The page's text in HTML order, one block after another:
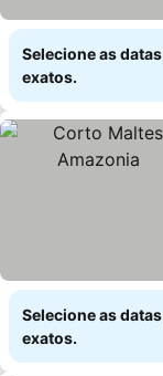
Selecione as
exatos.
Selecione as
exatos.